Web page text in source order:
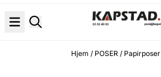
Hjem / POSER / Papirposer